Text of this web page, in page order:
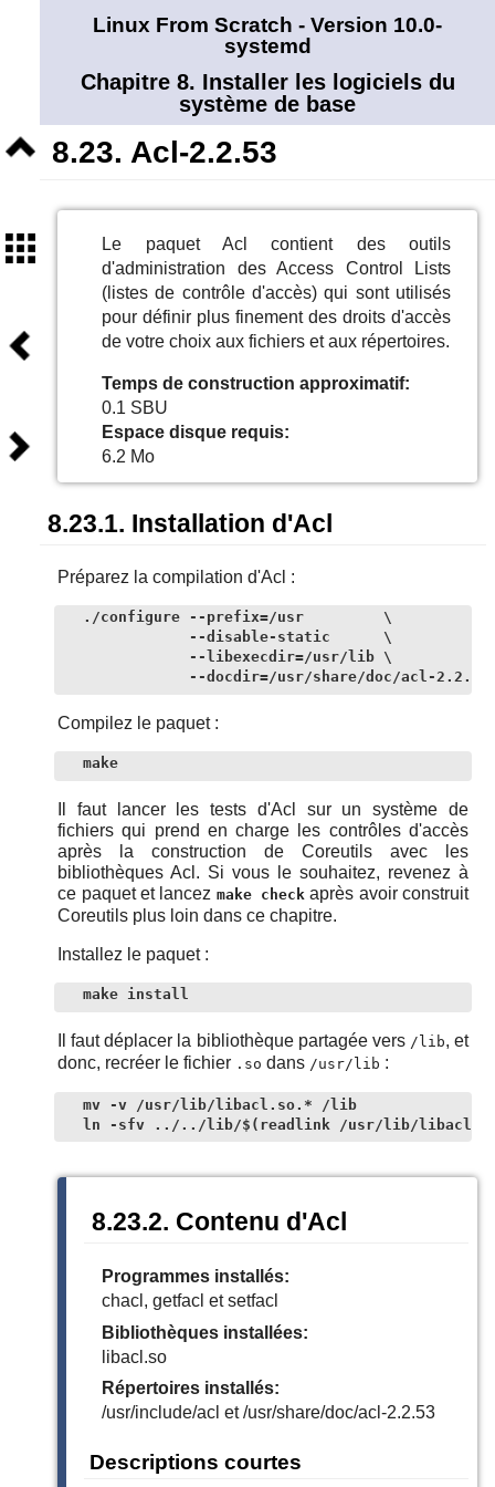
Linux From Scratch - Version 10.0-
systemd
Chapitre 8. Installer les logiciels du
système de base
8.23. Acl-2.2.53
Le paquet Acl contient des outils
d'administration des Access Control Lists
(listes de contrôle d'accès) qui sont utilisés
pour définir plus finement des droits d'accès
de votre choix aux fichiers et aux répertoires.
Temps de construction approximatif:
0.1 SBU
Espace disque requis:
6.2 Mo
8.23.1. Installation d'Acl
Préparez la compilation d'Acl :
./configure --prefix=/usr         \
            --disable-static      \
            --libexecdir=/usr/lib \
            --docdir=/usr/share/doc/acl-2.2.53
Compilez le paquet :
make
Il faut lancer les tests d'Acl sur un système de
fichiers qui prend en charge les contrôles d'accès
après la construction deCoreutils avec les
bibliothèques Acl. Si vous le souhaitez, revenez à
ce paquet et lancez make check après avoir construit
Coreutils plus loin dans ce chapitre.
Installez le paquet :
make install
Il faut déplacer la bibliothèque partagée vers /lib, et
donc, recréer le fichier .so dans /usr/lib :
mv -v /usr/lib/libacl.so.* /lib
ln -sfv ../../lib/$(readlink /usr/lib/
8.23.2. Contenu d'Acl
Programmes installés:
chacl, getfacl et setfacl
Bibliothèques installées:
libacl.so
Répertoires installés:
/usr/include/acl et /usr/share/doc/acl-2.2.53
Descriptions courtes
Précédent
Suivant
supérieur
Sommaire